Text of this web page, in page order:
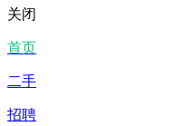
关闭
首页
二手
招聘